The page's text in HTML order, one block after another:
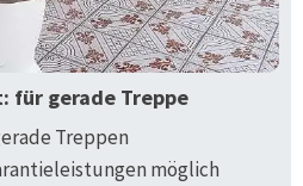
für gerade Treppe
Treppen
möglich